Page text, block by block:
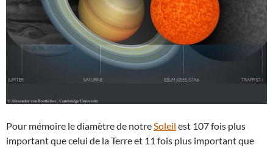
Pour mémoire le diamètre de notreSoleil est 107 fois plus
important que celui de la Terre et 11 fois plus important que